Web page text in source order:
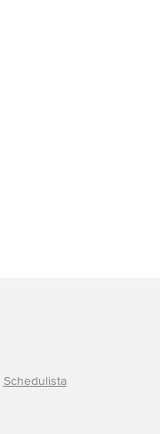
Schedulista